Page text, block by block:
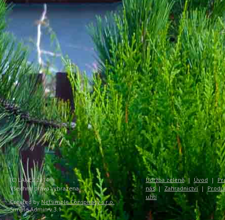
(C) LANEZ 2014
Všechna práva vyhrazena
Created by Netsimple Conspiracy s.r.o.
Simple Admin v 3.1
Údržba zeleně|Úvod |
nás| Zahradnictví|
užití